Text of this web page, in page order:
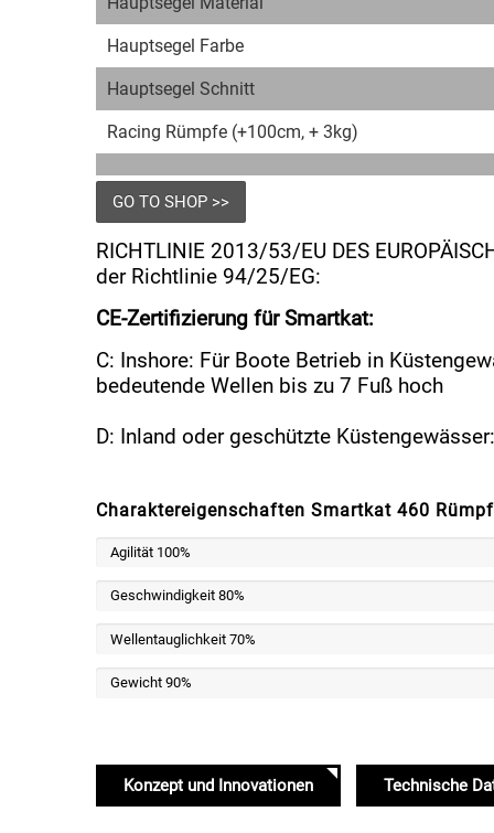
Hauptsegel Farbe
Hauptsegel Schnitt
Racing Rümpfe (+100cm, + 3kg)
GO TO SHOP
RICHTLINIE 2013/53/EU DES
der Richtlinie 94/25/EG:
CE-Zertifizierung für Smartkat:
C: Inshore: Für Boote Betrieb in
bedeutende Wellen bis zu 7 Fuß hoch
D: Inland oder geschützte
Charaktereigenschaften Smartkat 460
Agilität 100%
Geschwindigkeit 80%
Wellentauglichkeit 70%
Gewicht 90%
Konzept und Innovationen Technische